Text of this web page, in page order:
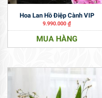
Hoa Lan Hồ Điệp Cành VIP
9.990.000₫
MUA HÀNG